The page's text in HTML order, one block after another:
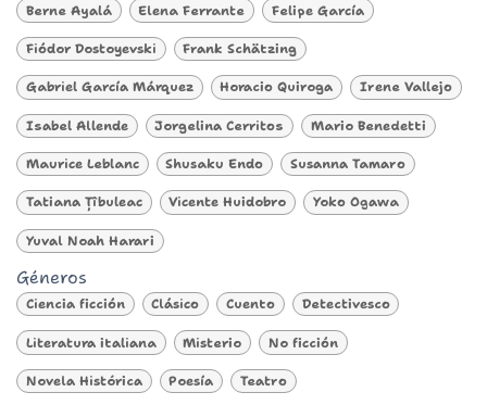
Berne Ayalá Elena Ferrante Felipe García
Fiódor Dostoyevski Frank Schätzing
Gabriel García Márquez Horacio Quiroga Irene Vallejo
Isabel Allende Jorgelina Cerritos Mario Benedetti
Maurice Leblanc Shusaku Endo Susanna Tamaro
Tatiana Țîbuleac Vicente Huidobro Yoko Ogawa
Yuval Noah Harari
Géneros
Ciencia ficción Clásico Cuento Detectivesco
Literatura italiana Misterio No ficción
Novela Histórica Poesía Teatro